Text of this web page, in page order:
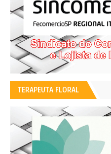
TERAPEUTA FLORAL